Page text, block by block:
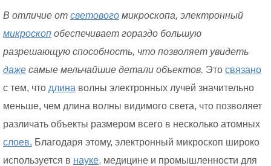
В отличие от светового микроскопа, электронный
микроскоп обеспечивает гораздо большую
разрешающую способность, что позволяет увидеть
даже самые мельчайшие детали объектов. Это связано
с тем, что длина волны электронных лучей значительно
меньше, чем длина волны видимого света, что позволяет
различать объекты размером всего в несколько атомных
слоев. Благодаря этому, электронный микроскоп широко
используется в науке, медицине и промышленности для